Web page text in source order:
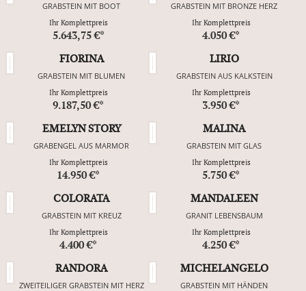
GRABSTEIN MIT BOOT
Ihr Komplettpreis
5.643,75 €*
GRABSTEIN MIT BRONZE HERZ
Ihr Komplettpreis
4.050 €*
FIORINA
GRABSTEIN MIT BLUMEN
Ihr Komplettpreis
9.187,50 €*
LIRIO
GRABSTEIN AUS KALKSTEIN
Ihr Komplettpreis
3.950 €*
EMELYN STORY
GRABENGEL AUS MARMOR
Ihr Komplettpreis
14.950 €*
MALINA
GRABSTEIN MIT GLAS
Ihr Komplettpreis
5.750 €*
COLORATA
GRABSTEIN MIT KREUZ
Ihr Komplettpreis
4.400 €*
MANDALEEN
GRANIT LEBENSBAUM
Ihr Komplettpreis
4.250 €*
RANDORA
ZWEITEILIGER GRABSTEIN MIT HERZ
MICHELANGELO
GRABSTEIN MIT HÄNDEN